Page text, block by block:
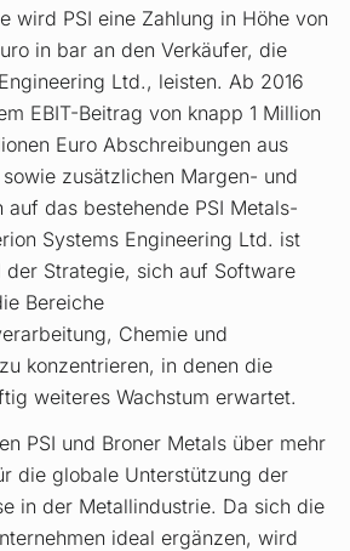
wird PSI eine Zahlung in Höhe von
in bar an den Verkäufer, die
Ltd., leisten. Ab 2016
EBIT-Beitrag von knapp 1 Million
Euro Abschreibungen aus
zusätzlichen Margen- und
auf das bestehende PSI Metals-
Systems Engineering Ltd. ist
der Strategie, sich auf Software
Bereiche
Chemie und
konzentrieren, in denen die
weiteres Wachstum erwartet.
PSI und Broner Metals über mehr
die globale Unterstützung der
in der Metallindustrie. Da sich die
ideal ergänzen, wird